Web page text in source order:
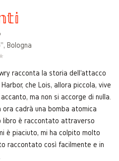
Bologna
racconta la storia dell'attacco
che Lois, allora piccola, vive
ma non si accorge di nulla.
cadrà una bomba atomica
libro è raccontato attraverso
è piaciuto, mi ha colpito molto
raccontato così facilmente e in